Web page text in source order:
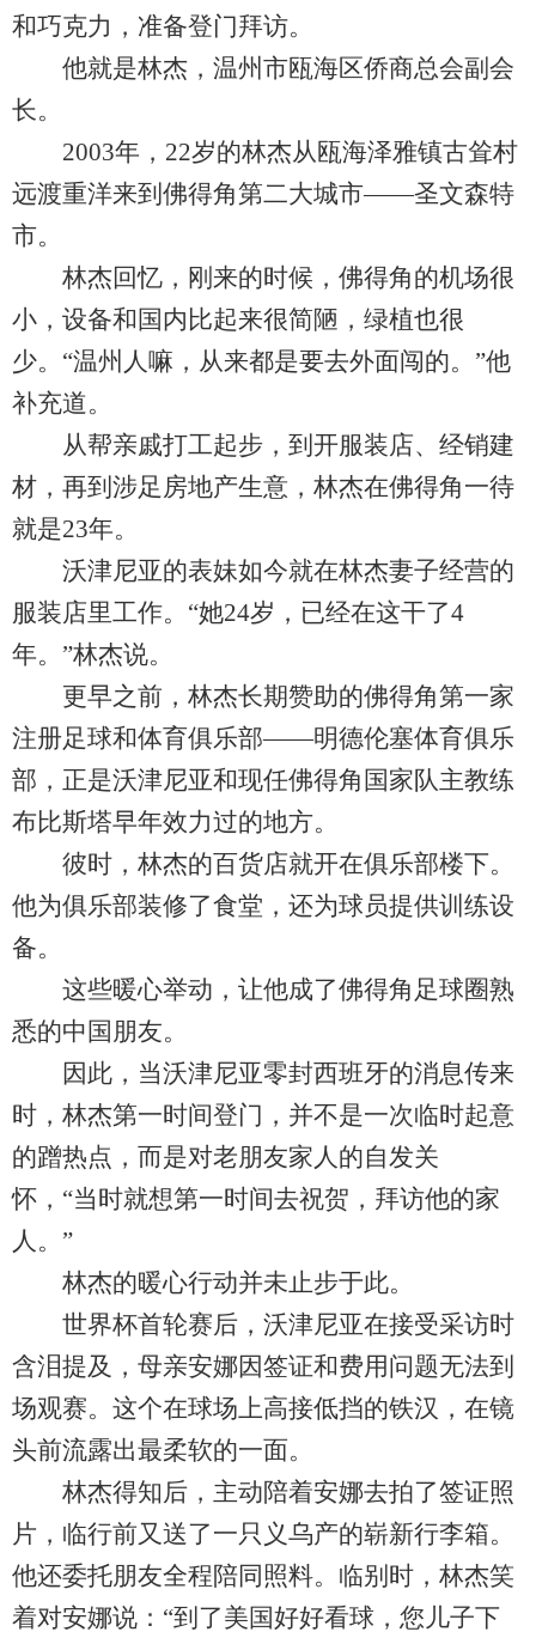
和巧克力，准备登门拜访。
他就是林杰，温州市瓯海区侨商总会副会
长。
2003年，22岁的林杰从瓯海泽雅镇古耸村
远渡重洋来到佛得角第二大城市——圣文森特
市。
林杰回忆，刚来的时候，佛得角的机场很
小，设备和国内比起来很简陋，绿植也很
少。“温州人嘛，从来都是要去外面闯的。”他
补充道。
从帮亲戚打工起步，到开服装店、经销建
材，再到涉足房地产生意，林杰在佛得角一待
就是23年。
沃津尼亚的表妹如今就在林杰妻子经营的
服装店里工作。“她24岁，已经在这干了4
年。”林杰说。
更早之前，林杰长期赞助的佛得角第一家
注册足球和体育俱乐部——明德伦塞体育俱乐
部，正是沃津尼亚和现任佛得角国家队主教练
布比斯塔早年效力过的地方。
彼时，林杰的百货店就开在俱乐部楼下。
他为俱乐部装修了食堂，还为球员提供训练设
备。
这些暖心举动，让他成了佛得角足球圈熟
悉的中国朋友。
因此，当沃津尼亚零封西班牙的消息传来
时，林杰第一时间登门，并不是一次临时起意
的蹭热点，而是对老朋友家人的自发关
怀，“当时就想第一时间去祝贺，拜访他的家
人。”
林杰的暖心行动并未止步于此。
世界杯首轮赛后，沃津尼亚在接受采访时
含泪提及，母亲安娜因签证和费用问题无法到
场观赛。这个在球场上高接低挡的铁汉，在镜
头前流露出最柔软的一面。
林杰得知后，主动陪着安娜去拍了签证照
片，临行前又送了一只义乌产的崭新行李箱。
他还委托朋友全程陪同照料。临别时，林杰笑
着对安娜说：“到了美国好好看球，您儿子下